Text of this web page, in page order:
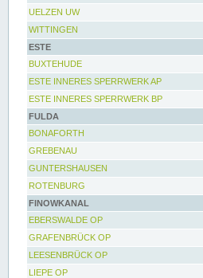
UELZEN UW
WITTINGEN
ESTE
BUXTEHUDE
ESTE INNERES SPERRWERK AP
ESTE INNERES SPERRWERK BP
FULDA
BONAFORTH
GREBENAU
GUNTERSHAUSEN
ROTENBURG
FINOWKANAL
EBERSWALDE OP
GRAFENBRÜCK OP
LEESENBRÜCK OP
LIEPE OP